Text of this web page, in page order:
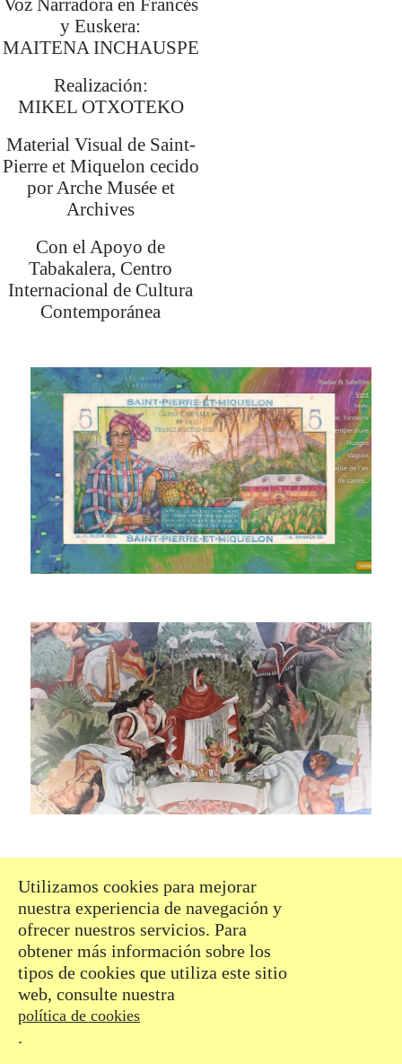
Voz Narradora en Francés
y Euskera:
MAITENA INCHAUSPE
Realización:
MIKEL OTXOTEKO
Material Visual de Saint-
Pierre et Miquelon cecido
por Arche Musée et
Archives
Con el Apoyo de
Tabakalera, Centro
Internacional de Cultura
Contemporánea
Utilizamos cookies para mejorar
nuestra experiencia de navegación y
ofrecer nuestros servicios. Para
obtener más información sobre los
tipos de cookies que utiliza este sitio
web, consulte nuestra
política de cookies
.